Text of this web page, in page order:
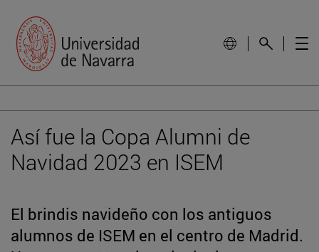
Así fue la Copa Alumni de
Navidad 2023 en ISEM
El brindis navideño con los antiguos
alumnos de ISEM en el centro de Madrid.